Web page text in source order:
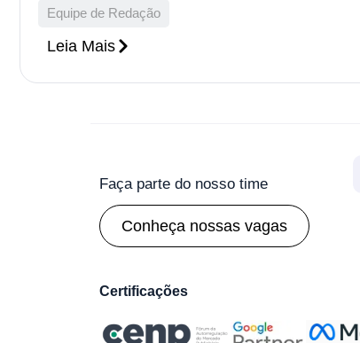
Equipe de Redação
Leia Mais
Faça parte do nosso time
Conheça nossas vagas
Certificações